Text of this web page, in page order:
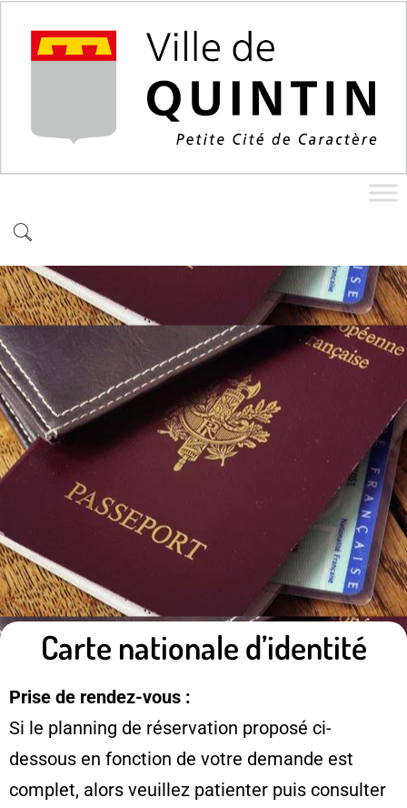
Carte nationale d’identité
Prise de rendez-vous :
Si le planning de réservation proposé ci-
dessous en fonction de votre demande est
complet, alors veuillez patienter puis consulter